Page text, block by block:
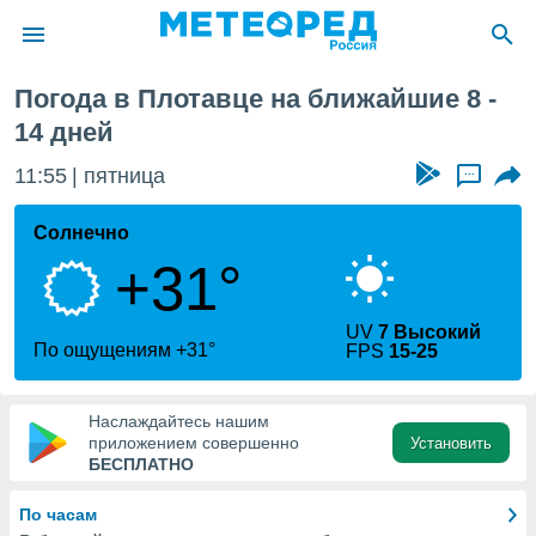
о
к этому
доступ
Погода в Плотавце на ближайшие 8 -
14 дней
11:55 пятница ...
Солнечно
+31°
По ощущениям +31°
UV7 Высокий
FPS 15-25
Наслаждайтесь нашим
приложением совершенно
БЕСПЛАТНО
Установить
По часам